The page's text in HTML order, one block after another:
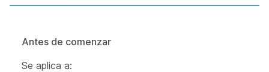
Antes de comenzar
Se aplica a: